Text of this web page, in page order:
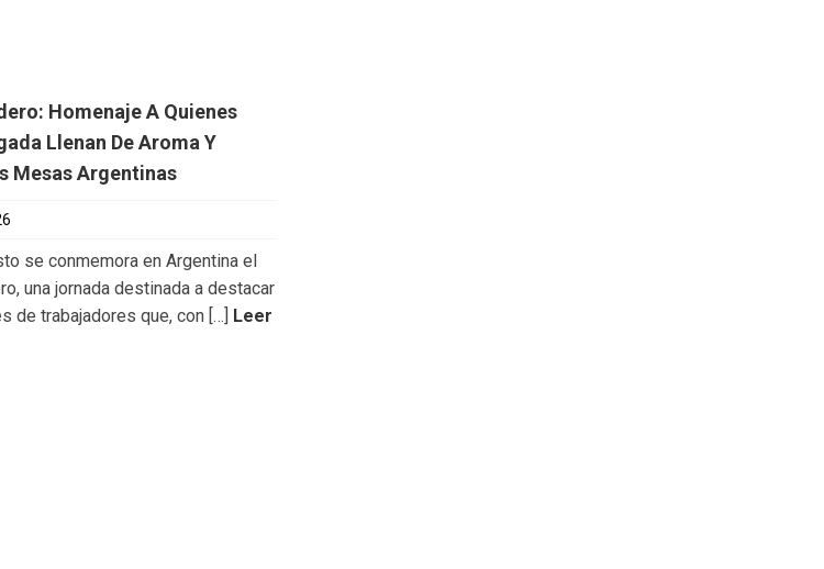
Homenaje A Quienes
Llenan De Aroma Y
Mesas Argentinas
se conmemora en Argentina el
una jornada destinada a destacar
de trabajadores que, con […]
Leer